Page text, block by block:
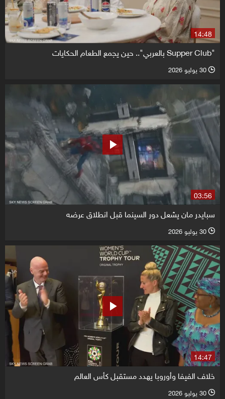
14:48
"Supper Club بالعربي".. حين يجمع الطعام الحكايات
l 30 يوليو 2026
03:56
سبايدر مان يشعل دور السينما قبل انطلاق عرضه
l 30 يوليو 2026
14:47
خلاف الفيفا وأوروبا يهدد مستقبل كأس العالم
l 30 يوليو 2026